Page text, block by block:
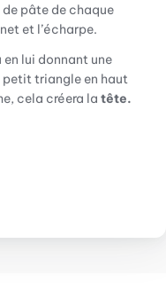
de pâte de chaque
et l’écharpe.
lui donnant une
petit triangle en haut
cela créera la tête.